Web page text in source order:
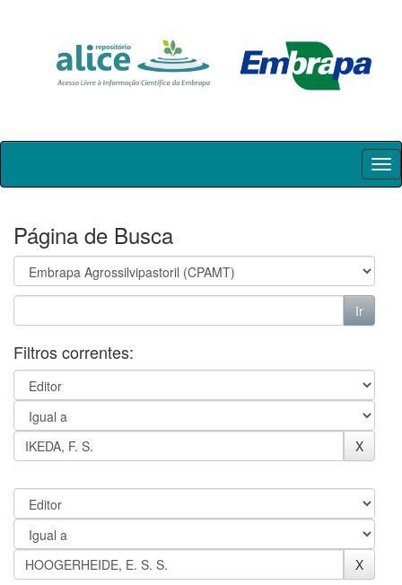
Skip
Página de Busca
Filtros correntes: